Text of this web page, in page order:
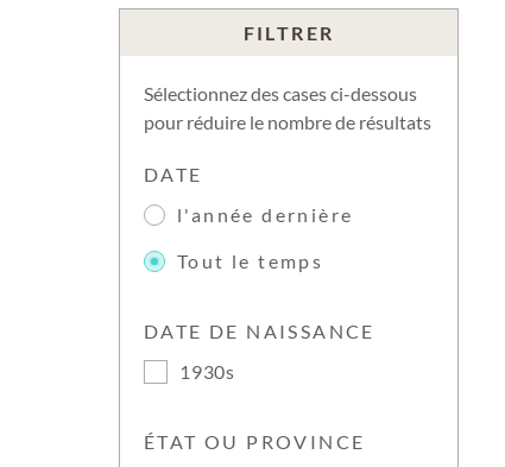
FILTRER
Sélectionnez des cases ci-dessous
pour réduire le nombre de résultats
DATE
l'année dernière
Tout le temps
DATE DE NAISSANCE
1930s
ÉTAT OU PROVINCE